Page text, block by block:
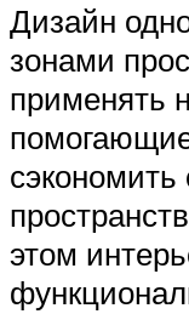
Дизайн
зонами
применять
этом